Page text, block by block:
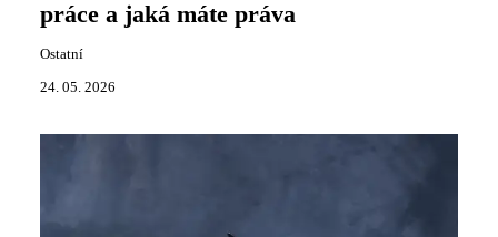
práce a jaká máte práva
Ostatní
24. 05. 2026